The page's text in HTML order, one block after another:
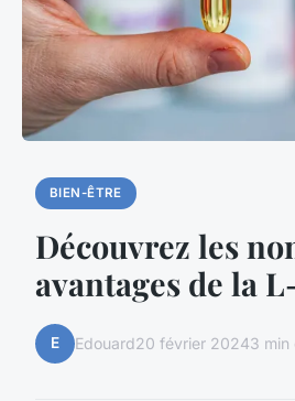
BIEN-ÊTRE
Découvrez les
avantages de la
E Edouard20 février 20243 min